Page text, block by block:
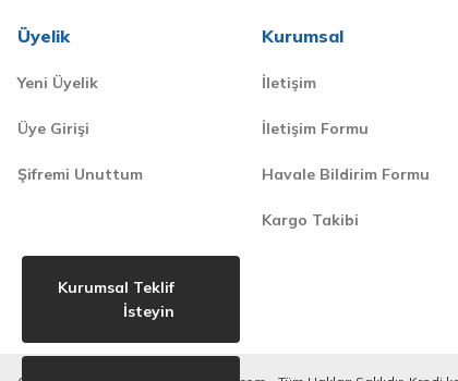
Üyelik
Yeni Üyelik
Üye Girişi
Şifremi Unuttum
Kurumsal
İletişim
İletişim Formu
Havale Bildirim Formu
Kargo Takibi
Kurumsal Teklif
İsteyin